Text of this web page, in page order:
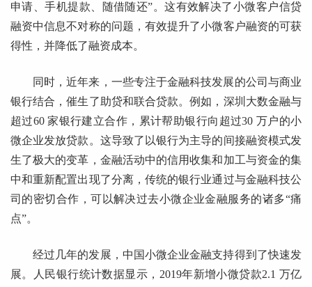
申请、手机提款、随借随还”。这有效解决了小微客户信贷
融资中信息不对称的问题，有效提升了小微客户融资的可获
得性，并降低了融资成本。
同时，近年来，一些专注于金融科技发展的公司与商业
银行结合，催生了助贷和联合贷款。例如，深圳大数金融与
超过60 家银行建立合作，累计帮助银行向超过30 万户的小
微企业发放贷款。这导致了以银行为主导的间接融资模式发
生了极大的变革，金融活动中的信用收集和加工与资金的集
中和重新配置出现了分离，传统的银行业通过与金融科技公
司的密切合作，可以解决过去小微企业金融服务的诸多“痛
点”。
经过几年的发展，中国小微企业金融支持得到了快速发
展。人民银行统计数据显示，2019年新增小微贷款2.1 万亿